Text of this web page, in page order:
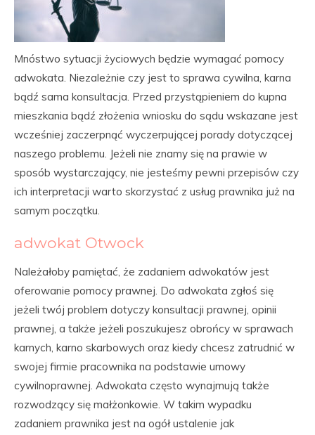
Mnóstwo sytuacji życiowych będzie wymagać pomocy
adwokata. Niezależnie czy jest to sprawa cywilna, karna
bądź sama konsultacja. Przed przystąpieniem do kupna
mieszkania bądź złożenia wniosku do sądu wskazane jest
wcześniej zaczerpnąć wyczerpującej porady dotyczącej
naszego problemu. Jeżeli nie znamy się na prawie w
sposób wystarczający, nie jesteśmy pewni przepisów czy
ich interpretacji warto skorzystać z usług prawnika już na
samym początku.
adwokat Otwock
Należałoby pamiętać, że zadaniem adwokatów jest
oferowanie pomocy prawnej. Do adwokata zgłoś się
jeżeli twój problem dotyczy konsultacji prawnej, opinii
prawnej, a także jeżeli poszukujesz obrońcy w sprawach
karnych, karno skarbowych oraz kiedy chcesz zatrudnić w
swojej firmie pracownika na podstawie umowy
cywilnoprawnej. Adwokata często wynajmują także
rozwodzący się małżonkowie. W takim wypadku
zadaniem prawnika jest na ogół ustalenie jak